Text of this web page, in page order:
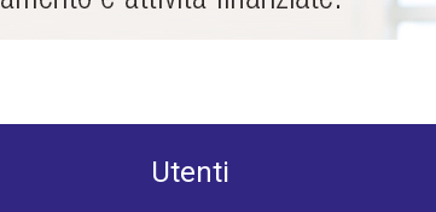
Utenti